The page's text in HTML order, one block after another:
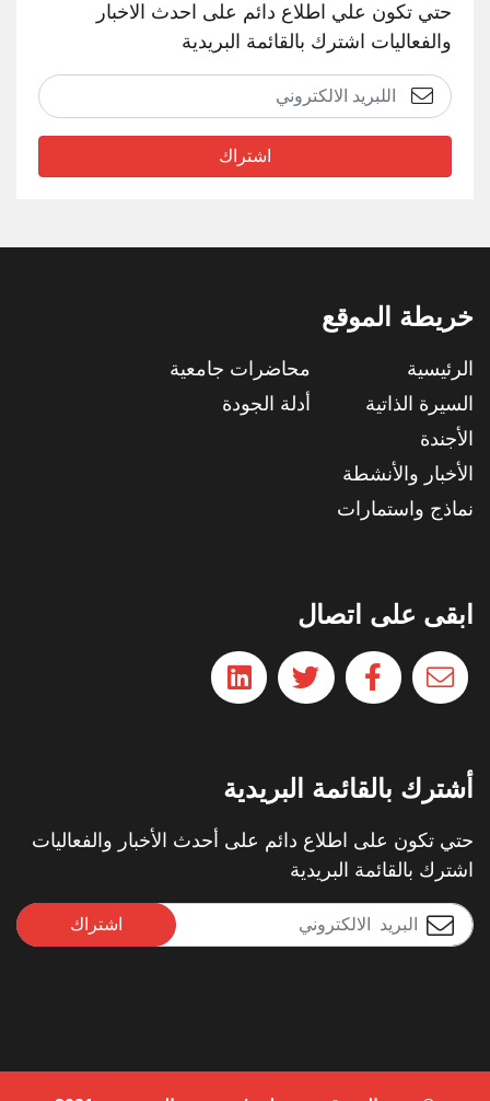
حتي تكون علي اطلاع دائم على احدث الاخبار
والفعاليات اشترك بالقائمة البريدية
اشتراك
خريطة الموقع
الرئيسية
السيرة الذاتية
الأجندة
الأخبار والأنشطة
نماذج واستمارات
محاضرات جامعية
أدلة الجودة
ابقى على اتصال
أشترك بالقائمة البريدية
حتي تكون على اطلاع دائم على أحدث الأخبار والفعاليات
اشترك بالقائمة البريدية
اشتراك